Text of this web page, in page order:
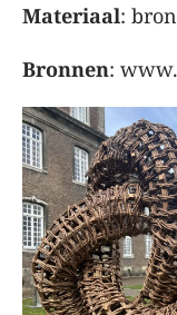
Materiaal:
Bronnen: